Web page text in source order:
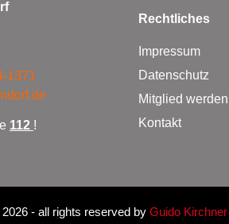
1371
112 !
Rechtliches
Impressum
Datenschutz
Mitglied
Kontakt
- all rights reserved by Guido Kirchner